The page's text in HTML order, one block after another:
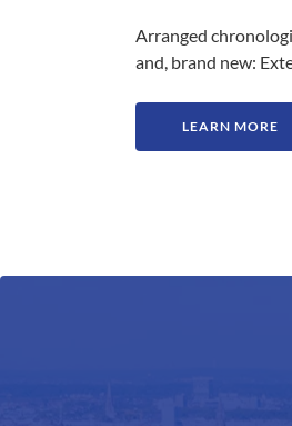
Arranged
and, brand new:
LEARN MORE